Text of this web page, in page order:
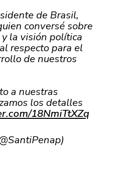
de Brasil,
conversé sobre
la visión política
respecto para el
de nuestros
a nuestras
los detalles
18NmiTtXZq